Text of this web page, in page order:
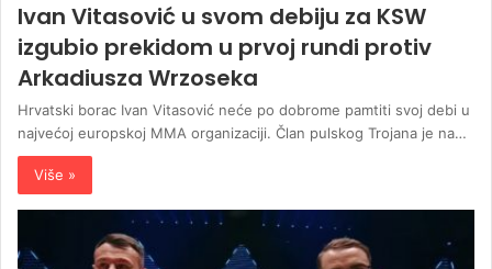
Ivan Vitasović u svom debiju za KSW
izgubio prekidom u prvoj rundi protiv
Arkadiusza Wrzoseka
Hrvatski borac Ivan Vitasović neće po dobrome pamtiti svoj debi u
najvećoj europskoj MMA organizaciji. Član pulskog Trojana je na…
Više »